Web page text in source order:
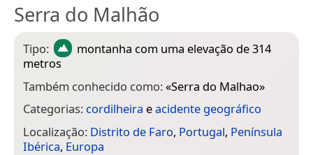
Serra do Malhão
Tipo: montanha com uma elevação de 314
metros
Também conhecido como:«Serra do Malhao»
Categorias: cordilheira eacidente geográfico
Localização: Distrito de Faro, Portugal, Península
Ibérica, Europa